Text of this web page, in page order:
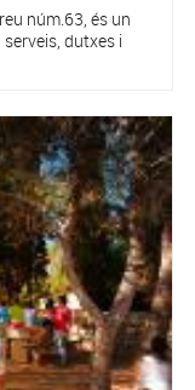
núm.63, és un
dutxes i